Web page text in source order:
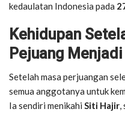
kedaulatan Indonesia pada
Kehidupan
Pejuang
Setelah masa perjuangan
semua anggotanya untuk
Ia sendiri menikahi Siti Hajir,